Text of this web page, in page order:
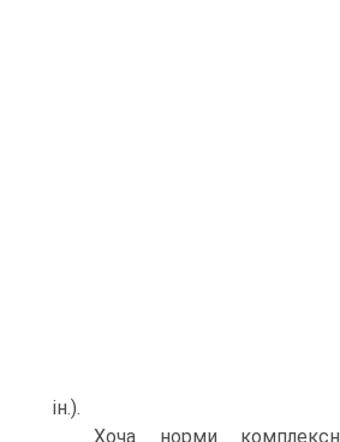
ін.).
Хоча норми